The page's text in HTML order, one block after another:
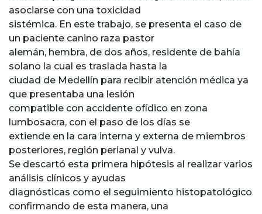
asociarse con una toxicidad
sistémica. En este trabajo, se presenta el caso de
un paciente canino raza pastor
alemán, hembra, de dos años, residente de bahía
solano la cual es traslada hasta la
ciudad de Medellín para recibir atención médica ya
que presentaba una lesión
compatible con accidente ofídico en zona
lumbosacra, con el paso de los días se
extiende en la cara interna y externa de miembros
posteriores, región perianal y vulva.
Se descartó esta primera hipótesis al realizar varios
análisis clínicos y ayudas
diagnósticas como el seguimiento histopatológico
confirmando de esta manera, una